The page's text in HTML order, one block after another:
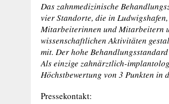
Das zahnmedizinische
vier Standorte, die in
Mitarbeiterinnen und Mitarbeitern
wissenschaftlichen Aktivitäten
mit. Der hohe
Als einzige zahnärztlich-
Höchstbewertung von 3 Punkten in
Pressekontakt: